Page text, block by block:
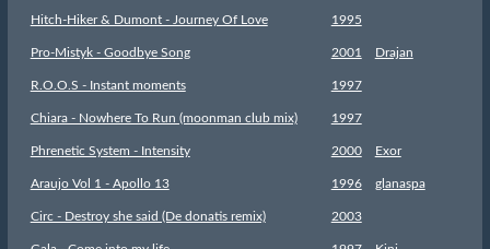
Hitch-Hiker & Dumont - Journey Of Love 1995
Pro-Mistyk - Goodbye Song 2001 Drajan
R.O.O.S - Instant moments 1997
Chiara - Nowhere To Run (moonman club mix) 1997
Phrenetic System - Intensity 2000 Exor
Araujo Vol 1 - Apollo 13 1996 glanaspa
Circ - Destroy she said (De donatis remix) 2003